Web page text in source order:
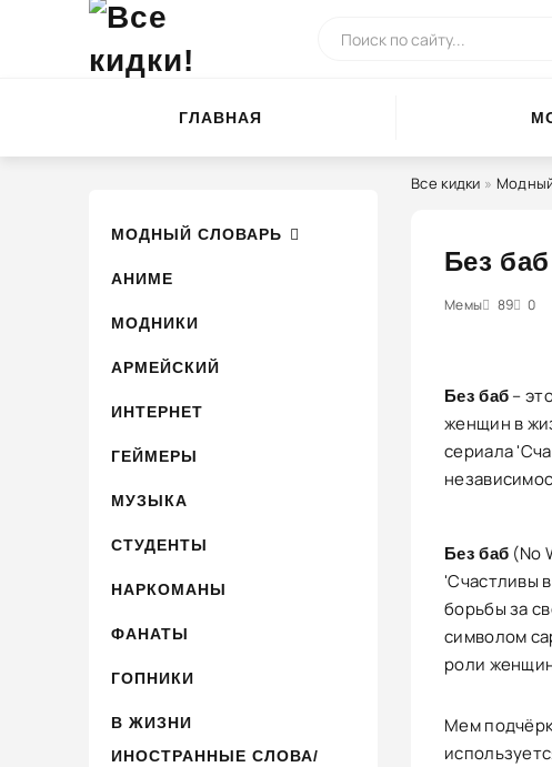
ГЛАВНАЯ
МОДНЫЙ СЛОВАРЬ
АНИМЕ
МОДНИКИ
АРМЕЙСКИЙ
ИНТЕРНЕТ
ГЕЙМЕРЫ
МУЗЫКА
СТУДЕНТЫ
НАРКОМАНЫ
ФАНАТЫ
ГОПНИКИ
В ЖИЗНИ
ИНОСТРАННЫЕ СЛОВА/
Все кидки »
Без баб
Мемы 89 0
2 3 4 5
Без баб –
женщин в
сериала
Без баб (No
'Счастливы
борьбы за
символом
роли
Мем